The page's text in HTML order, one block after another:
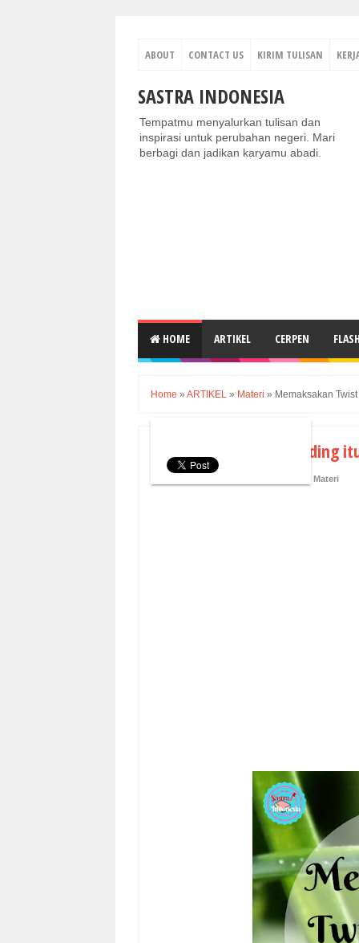
ABOUT CONTACT US KIRIM TULISAN
SASTRA INDONESIA
Tempatmu menyalurkan tulisan dan
inspirasi untuk perubahan negeri. Mari
berbagi dan jadikan karyamu abadi.
HOME ARTIKEL CERPEN
Home » ARTIKEL » Materi » Memaksakan
Memaksakan Twist Ending
Materi